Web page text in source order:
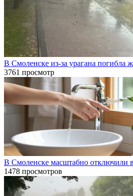
В Смоленске из-за урагана погибла
3761 просмотр
В Смоленске масштабно отключили
1478 просмотров